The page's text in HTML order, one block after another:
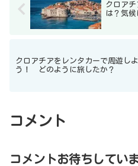
クロア
は？気候
クロアチアをレンタカーで周遊しよ
う！ どのように旅したか？
コメント
コメントお待ちしてい